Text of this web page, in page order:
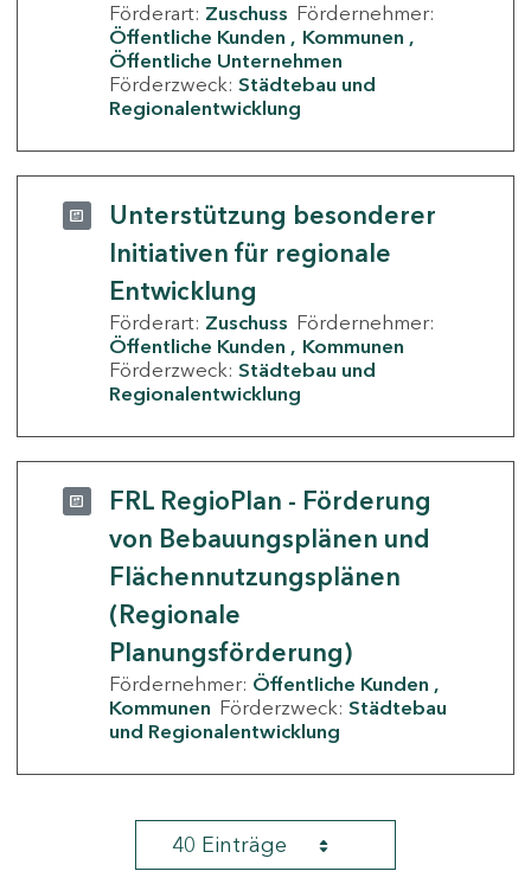
Förderart: Zuschuss Fördernehmer:
Öffentliche Kunden
Kommunen
Öffentliche Unternehmen
Förderzweck: Städtebau und
Regionalentwicklung
Unterstützung besonderer
Initiativen für regionale
Entwicklung
Förderart: Zuschuss Fördernehmer:
Öffentliche Kunden
Kommunen
Förderzweck: Städtebau und
Regionalentwicklung
FRL RegioPlan - Förderung
von Bebauungsplänen und
Flächennutzungsplänen
(Regionale
Planungsförderung)
Fördernehmer: Öffentliche Kunden
Kommunen Förderzweck: Städtebau
und Regionalentwicklung
40 Einträge